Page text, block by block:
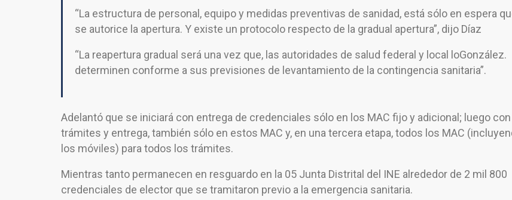
“La estructura de personal, equipo y medidas preventivas de sanidad, está sólo en espera
se autorice la apertura. Y existe un protocolo respecto de la gradual apertura”, dijo Díaz
“La reapertura gradual será una vez que, las autoridades de salud federal y local loGonzález.
determinen conforme a sus previsiones de levantamiento de la contingencia sanitaria”.
Adelantó que se iniciará con entrega de credenciales sólo en los MAC fijo y adicional; luego con
trámites y entrega, también sólo en estos MAC y, en una tercera etapa, todos los MAC
los móviles) para todos los trámites.
Mientras tanto permanecen en resguardo en la 05 Junta Distrital del INE alrededor de 2 mil 800
credenciales de elector que se tramitaron previo a la emergencia sanitaria.